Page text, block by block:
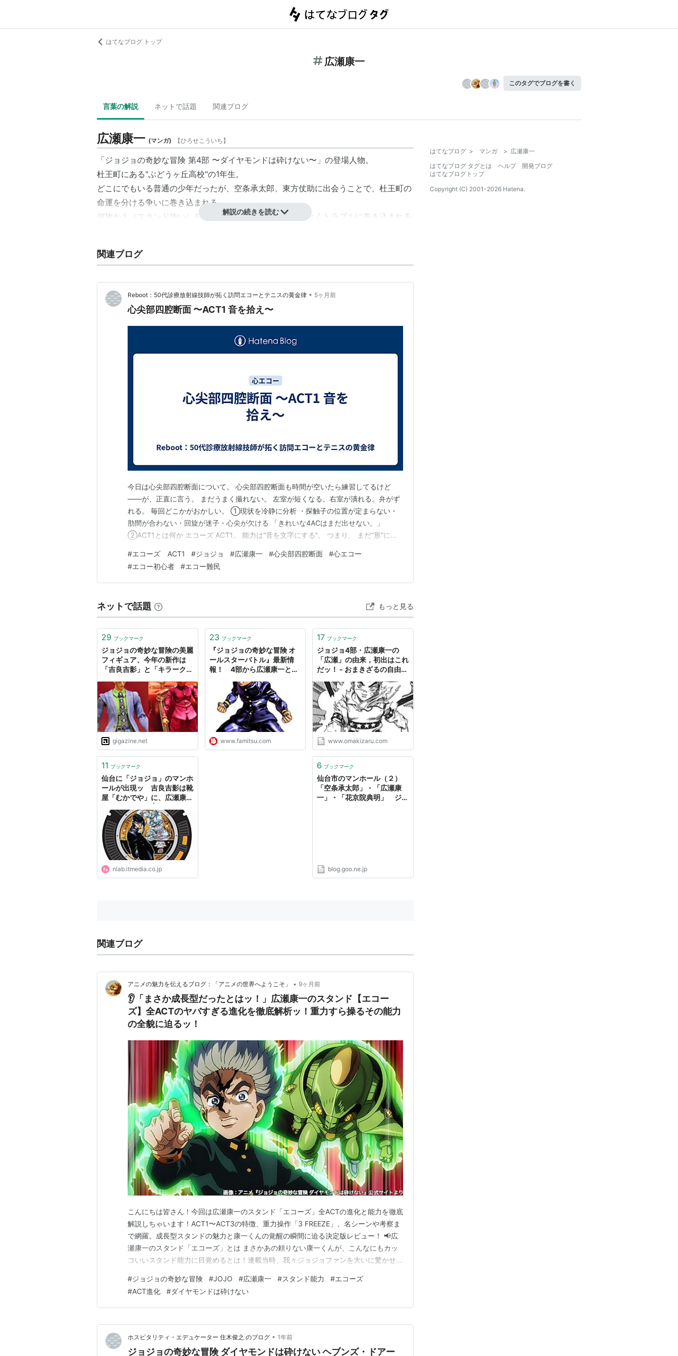
はてなブログ トップ
広瀬康一
このタグでブログを書く
言葉の解説 ネットで話題 関連ブログ
広瀬康一 (マンガ) 【ひろせこういち】
「ジョジョの奇妙な冒険 第4部 〜ダイヤモンドは砕けない〜」の登場人物。
杜王町にある"ぶどうヶ丘高校"の1年生。
どこにでもいる普通の少年だったが、空条承太郎、東方仗助に出会うことで、杜王町の
命運を分ける争いに巻き込まれる。
何故か人（スタンド使い）を引きつけるキャラクターで、よくトラブルに巻き込まれる
「矢」によってスタンド能力を発現。
スタンド能力： エコーズ
解説の続きを読む
関連ブログ
Reboot：50代診療放射線技師が拓く訪問エコーとテニスの黄金律 • 5ヶ月前
心尖部四腔断面 〜ACT1 音を拾え〜
今日は心尖部四腔断面について。 心尖部四腔断面も時間が空いたら練習してるけど
――が、正直に言う。 まだうまく撮れない。 左室が短くなる。右室が潰れる。弁がず
れる。 毎回どこかがおかしい。 ①現状を冷静に分析 ・探触子の位置が定まらない・
肋間が合わない・回旋が迷子・心尖が欠ける 「きれいな4ACはまだ出せない。」
②ACT1とは何か エコーズ ACT1。 能力は“音を文字にする”。 つまり、 まだ“形”には
にする 今のACT1の課題： ・心尖を確実に出す・左右対称を意識する・左室を最長に
する 重みはまだ語らない…
#エコーズ ACT1 #ジョジョ #広瀬康一 #心尖部四腔断面 #心エコー
#エコー初心者 #エコー難民
ネットで話題 もっと見る
29 ブックマーク
ジョジョの奇妙な冒険の美麗
フィギュア、今年の新作は
「吉良吉影」と「キラークイ
ーズ」など
gigazine.net
23 ブックマーク
『ジョジョの奇妙な冒険 オ
ールスターバトル』最新情
報！ 4部から広瀬康一と音
通.com
www.famitsu.com
17 ブックマーク
ジョジョ4部・広瀬康一の
「広瀬」の由来，初出はこれ
だッ！ - おまきざるの自由研
www.omakizaru.com
11 ブックマーク
仙台に「ジョジョ」のマンホ
ールが出現ッ 吉良吉影は靴
屋「むかでや」に、広瀬康一
nlab.itmedia.co.jp
6 ブックマーク
仙台市のマンホール（２）
「空条承太郎」・「広瀬康
一」・「花京院典明」 ジョ
blog.goo.ne.jp
関連ブログ
アニメの魅力を伝えるブログ：「アニメの世界へようこそ」 • 9ヶ月前
👂「まさか成長型だったとはッ！」広瀬康一のスタンド【エコー
ズ】全ACTのヤバすぎる進化を徹底解析ッ！重力すら操るその能力
の全貌に迫るッ！
こんにちは皆さん！今回は広瀬康一のスタンド「エコーズ」全ACTの進化と能力を徹底
解説しちゃいます！ACT1〜ACT3の特徴、重力操作「3 FREEZE」、名シーンや考察ま
で網羅。成長型スタンドの魅力と康一くんの覚醒の瞬間に迫る決定版レビュー！ 📢広
瀬康一のスタンド「エコーズ」とは まさかあの頼りない康一くんが、こんなにもカッ
コいいスタンド能力に目覚めるとは！連載当時、我々ジョジョファンを大いに驚かせた
基本情報と概要 スタンド名： エコーズ (ECHOES) 本体： 広瀬 康一 能力： 音を対象に
貼り付け、それを増幅・…
#ジョジョの奇妙な冒険 #JOJO #広瀬康一 #スタンド能力 #エコーズ
#ACT進化 #ダイヤモンドは砕けない
ホスピタリティ・エデュケーター 住木俊之 のブログ • 1年前
ジョジョの奇妙な冒険 ダイヤモンドは砕けない ヘブンズ・ドアー
はてなブログ > マンガ > 広瀬康一
はてなブログ タグとは
ヘルプ
開発ブログ
はてなブログトップ
Copyright (C) 2001-2026 Hatena.